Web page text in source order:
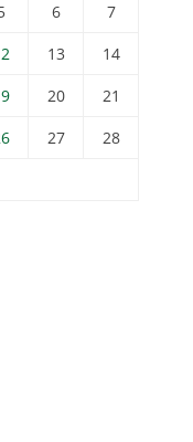
6
7
13
14
20
21
27
28